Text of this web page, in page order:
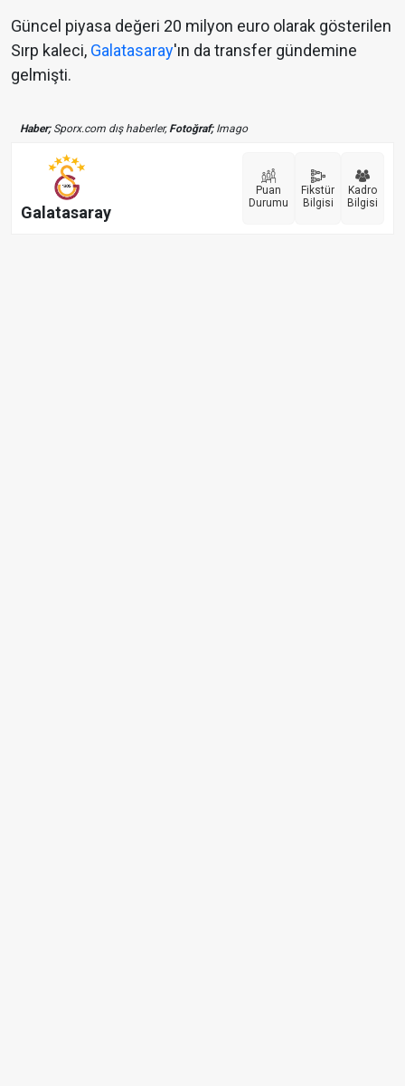
Güncel piyasa değeri 20 milyon euro olarak gösterilen
Sırp kaleci, Galatasaray'ın da transfer gündemine
gelmişti.
Haber;Sporx.com dış haberler,Fotoğraf;Imago
Galatasaray
Puan
Durumu
Fikstür
Bilgisi
Kadro
Bilgisi